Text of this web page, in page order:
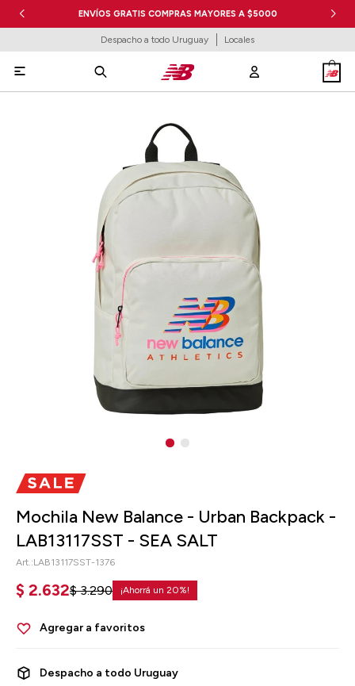
ENVÍOS GRATIS COMPRAS MAYORES A $5000
Despacho a todo Uruguay Locales

Mochila New Balance - Urban Backpack -
LAB13117SST - SEA SALT
LAB13117SST-1376
$ 2.632$ 3.290 20
Despacho a todo Uruguay